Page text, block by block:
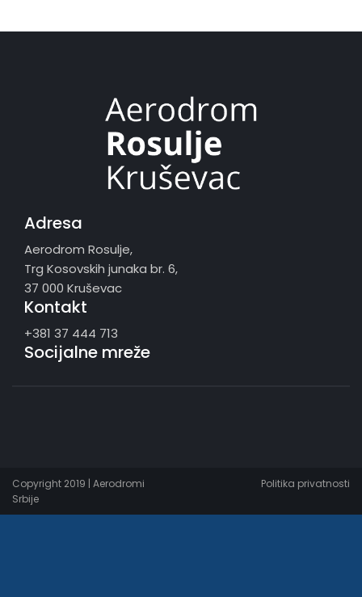
Adresa
Aerodrom Rosulje,
Trg Kosovskih junaka br. 6,
37 000 Kruševac
Kontakt
+381 37 444 713
Socijalne mreže
Copyright 2019 | Aerodromi
Srbije
Politika privatnosti